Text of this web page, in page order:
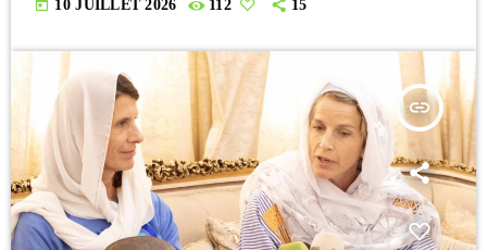
today 10 JUILLET 2026 112 15
insert_link